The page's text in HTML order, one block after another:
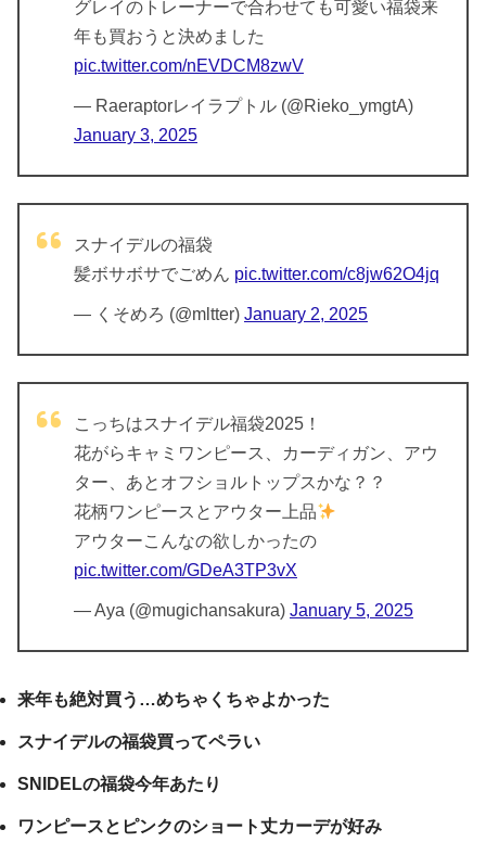
グレイのトレーナーで合わせても可愛い福袋来
年も買おうと決めました
pic.twitter.com/nEVDCM8zwV
— Raeraptorレイラプトル (@Rieko_ymgtA)
January 3, 2025
スナイデルの福袋
髪ボサボサでごめん pic.twitter.com/c8jw62O4jq
— くそめろ (@mltter) January 2, 2025
こっちはスナイデル福袋2025！
花がらキャミワンピース、カーディガン、アウ
ター、あとオフショルトップスかな？？
花柄ワンピースとアウター上品
アウターこんなの欲しかったの
pic.twitter.com/GDeA3TP3vX
— Aya (@mugichansakura) January 5, 2025
来年も絶対買う…めちゃくちゃよかった
スナイデルの福袋買ってペラい
SNIDELの福袋今年あたり
ワンピースとピンクのショート丈カーデが好み